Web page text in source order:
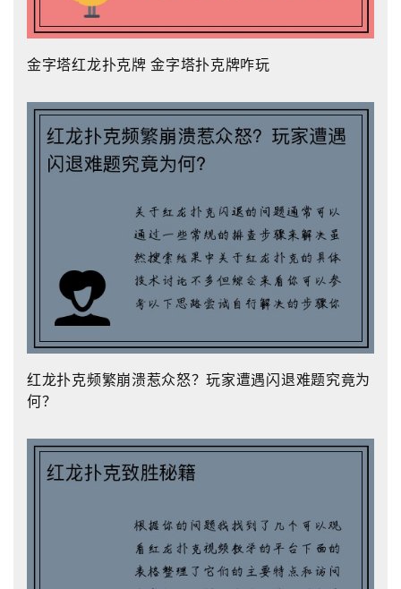
金字塔红龙扑克牌 金字塔扑克牌咋玩
红龙扑克频繁崩溃惹众怒？玩家遭遇闪退难题究竟为
何？